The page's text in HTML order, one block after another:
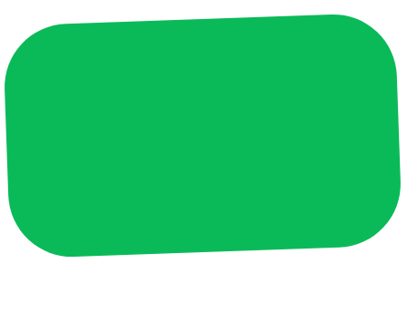
природе